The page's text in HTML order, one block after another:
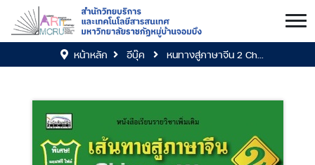
หน้าหลัก อีบุ๊ค หนทางสู่ภาษาจีน 2 Ch...